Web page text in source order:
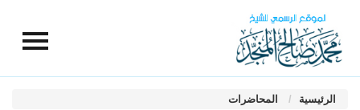
الرئيسية المحاضرات